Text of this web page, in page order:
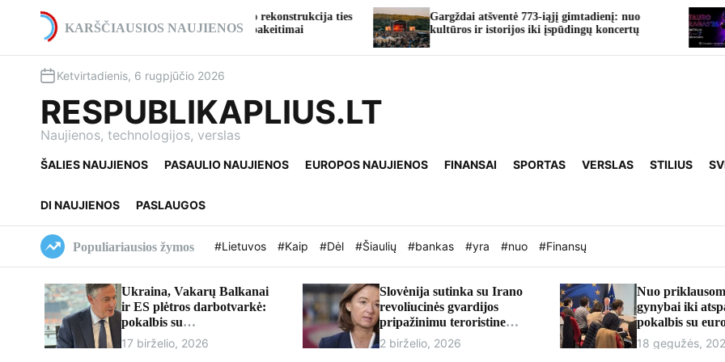
KARŠČIAUSIOS NAUJIENOS
Pradedama A2 kelio viaduko rekonstrukcija ties
Ukmerge: numatomi eismo pakeitimai
Gargždai atšventė 773-iąjį gimtadienį: nuo
kultūros ir istorijos iki įspūdingų koncertų
TAURO
taps
Ketvirtadienis, 6 rugpjūčio 2026
RESPUBLIKAPLIUS.LT
Naujienos, technologijos, verslas
ŠALIES NAUJIENOS PASAULIO NAUJIENOS EUROPOS NAUJIENOS FINANSAI SPORTAS VERSLAS STILIUS
DI NAUJIENOS PASLAUGOS
Populiariausios žymos #Lietuvos #Kaip #Dėl #Šiaulių #bankas #yra #nuo #Finansų
Ukraina, Vakarų Balkanai
ir ES plėtros darbotvarkė:
pokalbis su
europarlamentaru Davidu
McAllisteriu
17 birželio, 2026
Slovėnija sutinka su Irano
revoliucinės gvardijos
pripažinimu teroristine
organizacija
2 birželio, 2026
Nuo
gynybai iki
pokalbis su
Andriumi
18 gegužės,